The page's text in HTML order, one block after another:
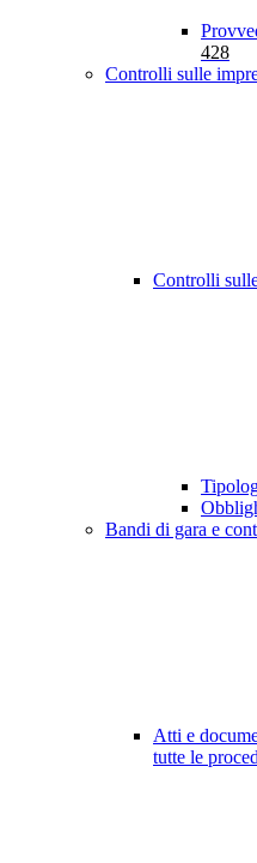
428
Controlli sulle
Controlli
Bandi di gara e
Atti e
tutte le